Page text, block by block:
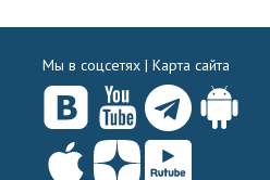
Мы в соцсетях | Карта сайта